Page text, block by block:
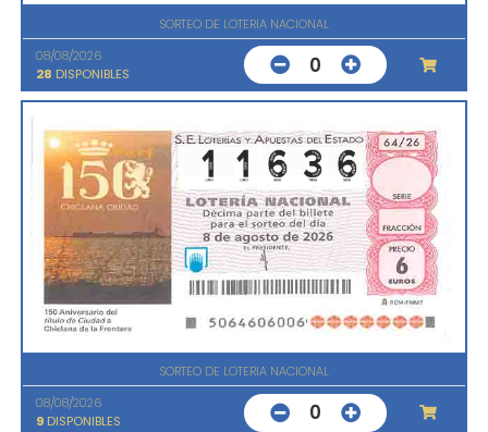
SORTEO DE LOTERIA NACIONAL
08/08/2026
28 DISPONIBLES 0
SORTEO DE LOTERIA NACIONAL
08/08/2026
9 DISPONIBLES 0